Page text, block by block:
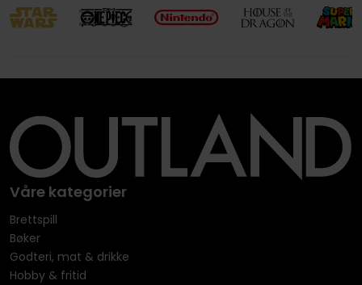
Våre kategorier
Brettspill
Bøker
Godteri, mat & drikke
Hobby & fritid